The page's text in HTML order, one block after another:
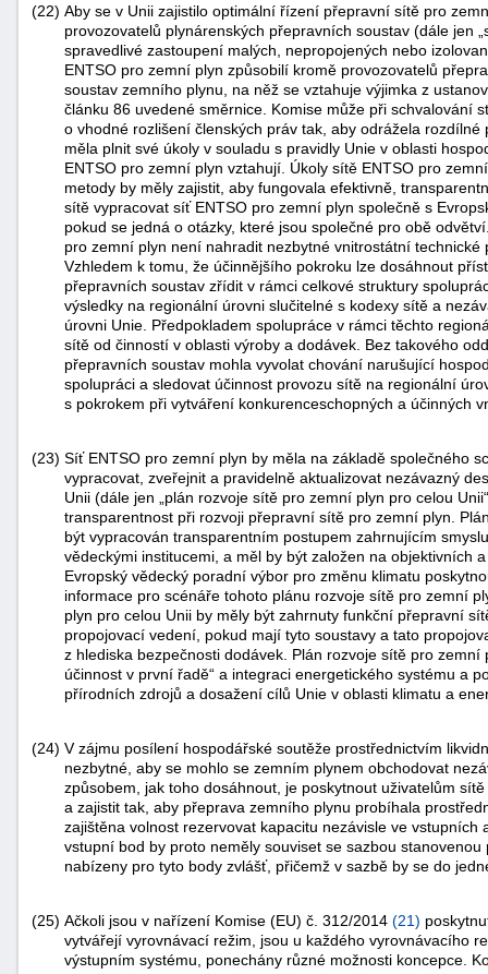
(22) Aby se v Unii zajistilo optimální řízení přepravní sítě pro
provozovatelů plynárenských přepravních soustav (dále jen
spravedlivé zastoupení malých, nepropojených nebo
ENTSO pro zemní plyn způsobilí kromě provozovatelů
soustav zemního plynu, na něž se vztahuje výjimka z
článku 86 uvedené směrnice. Komise může při schvalování
o vhodné rozlišení členských práv tak, aby odrážela
měla plnit své úkoly v souladu s pravidly Unie v oblasti
ENTSO pro zemní plyn vztahují. Úkoly sítě ENTSO pro
metody by měly zajistit, aby fungovala efektivně,
sítě vypracovat síť ENTSO pro zemní plyn společně s
pokud se jedná o otázky, které jsou společné pro obě
pro zemní plyn není nahradit nezbytné vnitrostátní
Vzhledem k tomu, že účinnějšího pokroku lze dosáhnout
přepravních soustav zřídit v rámci celkové struktury
výsledky na regionální úrovni slučitelné s kodexy sítě a
úrovni Unie. Předpokladem spolupráce v rámci těchto
sítě od činností v oblasti výroby a dodávek. Bez takového
přepravních soustav mohla vyvolat chování narušující
spolupráci a sledovat účinnost provozu sítě na regionální
s pokrokem při vytváření konkurenceschopných a účinných
(23) Síť ENTSO pro zemní plyn by měla na základě společného
vypracovat, zveřejnit a pravidelně aktualizovat nezávazný
Unii (dále jen „plán rozvoje sítě pro zemní plyn pro celou
transparentnost při rozvoji přepravní sítě pro zemní plyn.
být vypracován transparentním postupem zahrnujícím
vědeckými institucemi, a měl by být založen na objektivních
Evropský vědecký poradní výbor pro změnu klimatu
informace pro scénáře tohoto plánu rozvoje sítě pro zemní
plyn pro celou Unii by měly být zahrnuty funkční přepravní
propojovací vedení, pokud mají tyto soustavy a tato
z hlediska bezpečnosti dodávek. Plán rozvoje sítě pro
účinnost v první řadě“ a integraci energetického systému a
přírodních zdrojů a dosažení cílů Unie v oblasti klimatu a
(24) V zájmu posílení hospodářské soutěže prostřednictvím
nezbytné, aby se mohlo se zemním plynem obchodovat
způsobem, jak toho dosáhnout, je poskytnout uživatelům
a zajistit tak, aby přeprava zemního plynu probíhala
zajištěna volnost rezervovat kapacitu nezávisle ve
vstupní bod by proto neměly souviset se sazbou
nabízeny pro tyto body zvlášť, přičemž v sazbě by se do
(25) Ačkoli jsou v nařízení Komise (EU) č. 312/2014 (21)
vytvářejí vyrovnávací režim, jsou u každého vyrovnávacího
výstupním systému, ponechány různé možnosti koncepce.